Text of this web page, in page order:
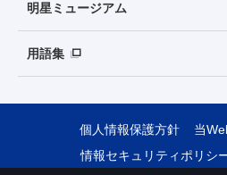
明星ミュージアム
用語集
個人情報保護方針
当
情報セキュリティポリシ